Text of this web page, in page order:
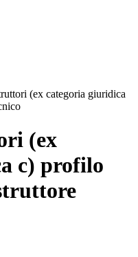
(ex categoria giuridica
(ex
c) profilo